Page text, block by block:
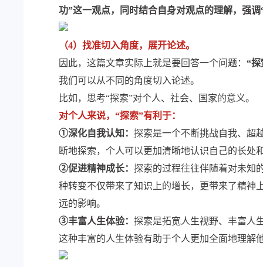
功”这一观点，同时结合自身对观点的理解，强
（4）找准切入角度，展开论述。
因此，这篇文章实际上就是要回答一个问题： “探
我们可以从不同的角度切入论述。
比如，思考“探索”对个人、社会、国家的意义。
对个人来说，“探索”有利于：
①深化自我认知： 探索是一个不断挑战自我、超
断地探索，个人可以更加清晰地认识自己的长
②促进精神成长： 探索的过程往往伴随着对未知
种转变不仅带来了知识上的增长，更带来了精神
远的影响。
③丰富人生体验： 探索是拓宽人生视野、丰富人
这种丰富的人生体验有助于个人更加全面地理解